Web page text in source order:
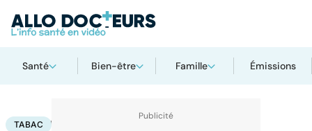
Santé Bien-être Famille Émissions
AccueilSanté
TABAC